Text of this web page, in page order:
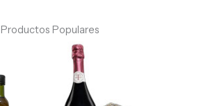
Productos Populares
desde
S/ 60.00
hasta